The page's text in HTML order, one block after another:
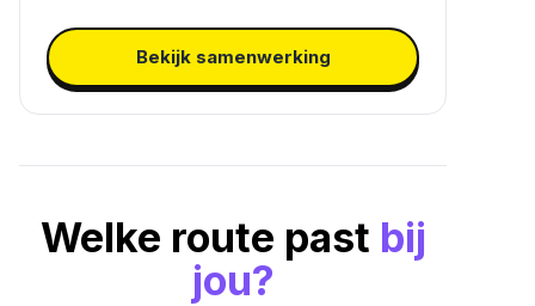
Bekijk samenwerking
Welke route past bij
jou?